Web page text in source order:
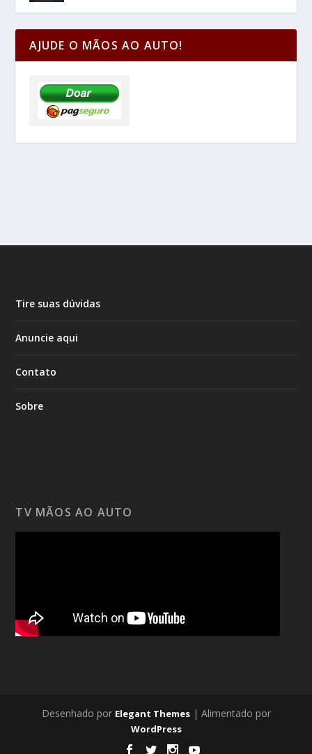
AJUDE O MÃOS AO AUTO!
Tire suas dúvidas
Anuncie aqui
Contato
Sobre
TV MÃOS AO AUTO
Desenhado por Elegant Themes| Alimentado por
WordPress